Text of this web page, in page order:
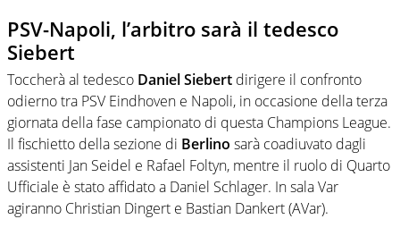
PSV-Napoli, l’arbitro sarà il tedesco
Siebert
Toccherà al tedesco Daniel Siebert dirigere il confronto
odierno tra PSV Eindhoven e Napoli, in occasione della terza
giornata della fase campionato di questa Champions League.
Il fischietto della sezione di Berlino sarà coadiuvato dagli
assistenti Jan Seidel e Rafael Foltyn, mentre il ruolo di Quarto
Ufficiale è stato affidato a Daniel Schlager. In sala Var
agiranno Christian Dingert e Bastian Dankert (AVar).